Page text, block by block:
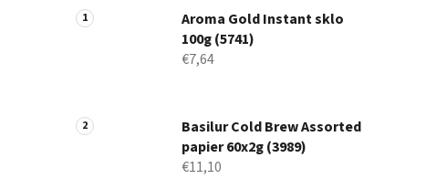
Aroma Gold Instant sklo
100g (5741)
€7,64
Basilur Cold Brew Assorted
papier 60x2g (3989)
€11,10